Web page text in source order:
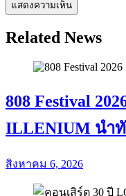
Related News
808 Festival
ILLENIUM นำ
สิงหาคม 6, 2026